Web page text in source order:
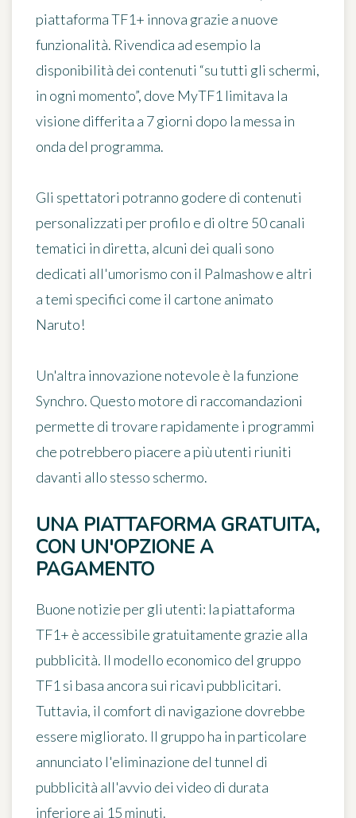
piattaforma TF1+ innova grazie a nuove
funzionalità. Rivendica ad esempio la
disponibilità dei contenuti “su tutti gli schermi,
in ogni momento”, dove MyTF1 limitava la
visione differita a 7 giorni dopo la messa in
onda del programma.
Gli spettatori potranno godere di contenuti
personalizzati per profilo e di oltre 50 canali
tematici in diretta, alcuni dei quali sono
dedicati all'umorismo con il Palmashow e altri
a temi specifici come il cartone animato
Naruto!
Un'altra innovazione notevole è la funzione
Synchro. Questo motore di raccomandazioni
permette di trovare rapidamente i programmi
che potrebbero piacere a più utenti riuniti
davanti allo stesso schermo.
UNA PIATTAFORMA GRATUITA,
CON UN'OPZIONE A
PAGAMENTO
Buone notizie per gli utenti: la piattaforma
TF1+ è accessibile gratuitamente grazie alla
pubblicità. Il modello economico del gruppo
TF1 si basa ancora sui ricavi pubblicitari.
Tuttavia, il comfort di navigazione dovrebbe
essere migliorato. Il gruppo ha in particolare
annunciato l'eliminazione del tunnel di
pubblicità all'avvio dei video di durata
inferiore ai 15 minuti.